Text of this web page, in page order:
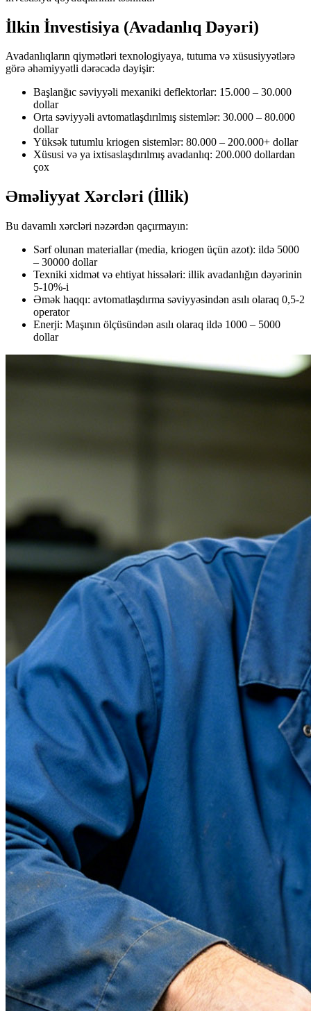
İlkin İnvestisiya (Avadanlıq Dəyəri)
Avadanlıqların qiymətləri texnologiyaya, tutuma və xüsusiyyətlərə
görə əhəmiyyətli dərəcədə dəyişir:
Başlanğıc səviyyəli mexaniki deflektorlar: 15.000 – 30.000
dollar
Orta səviyyəli avtomatlaşdırılmış sistemlər: 30.000 – 80.000
dollar
Yüksək tutumlu kriogen sistemlər: 80.000 – 200.000+ dollar
Xüsusi və ya ixtisaslaşdırılmış avadanlıq: 200.000 dollardan
çox
Əməliyyat Xərcləri (İllik)
Bu davamlı xərcləri nəzərdən qaçırmayın:
Sərf olunan materiallar (media, kriogen üçün azot): ildə 5000
– 30000 dollar
Texniki xidmət və ehtiyat hissələri: illik avadanlığın dəyərinin
5-10%-i
Əmək haqqı: avtomatlaşdırma səviyyəsindən asılı olaraq 0,5-2
operator
Enerji: Maşının ölçüsündən asılı olaraq ildə 1000 – 5000
dollar